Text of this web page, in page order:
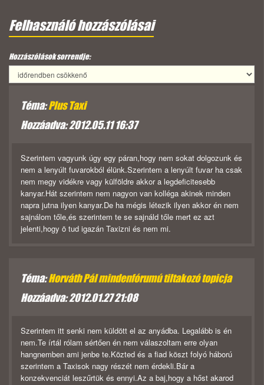
Felhasználó hozzászólásai
Hozzászólások sorrendje:
Téma:Plus Taxi
Hozzáadva: 2012.05.11 16:37
Szerintem vagyunk úgy egy páran,hogy nem sokat dolgozunk és
nem a lenyúlt fuvarokból élünk.Szerintem a lenyúlt fuvar ha csak
nem megy vidékre vagy külföldre akkor a legdeficitesebb
kanyar.Hát szerintem nem nagyon van kolléga akinek minden
napra jutna ilyen kanyar.De ha mégis létezik ilyen akkor én nem
sajnálom tőle,és szerintem te se sajnáld tőle mert ez azt
jelenti,hogy ö tud igazán Taxizni és nem mi.
Téma:Horváth Pál mindenfórumú tiltakozó topicja
Hozzáadva: 2012.01.27 21:08
Szerintem itt senki nem küldött el az anyádba. Legalább is én
nem.Te írtál rólam sértően én nem válaszoltam erre olyan
hangnemben ami jenbe te.Közted és a fiad köszt folyó háború
szerintem a Taxisok nagy részét nem érdekli.Bár a
konzekvenciát leszűrtük és ennyi.Az a baj,hogy a hőst akarod